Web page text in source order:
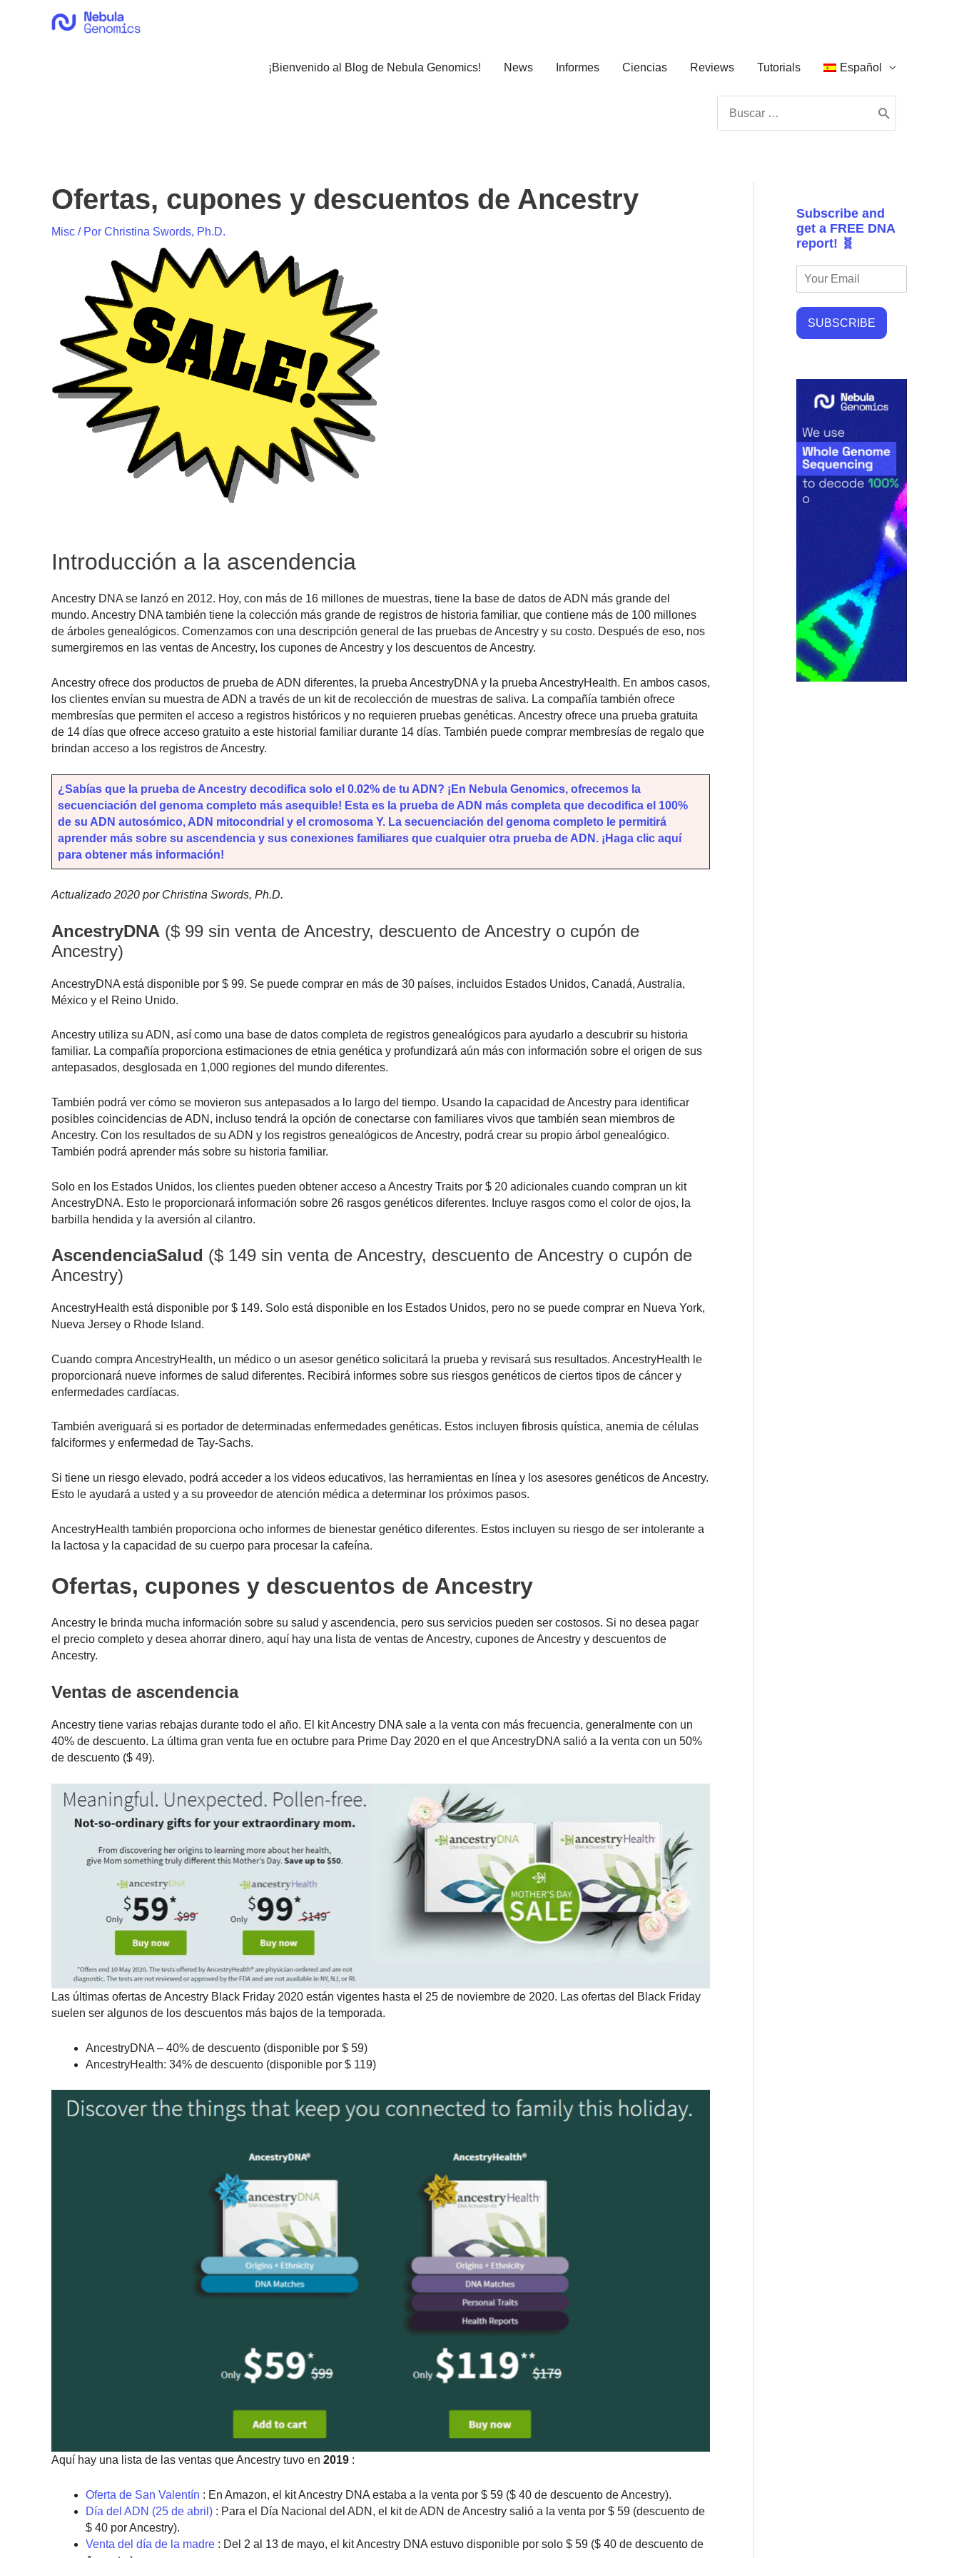
¡Bienvenido al Blog de Nebula Genomics! News Informes Ciencias Reviews Tutorials Español
por:
Ofertas, cupones y descuentos de Ancestry
Misc / Por Christina Swords, Ph.D.
Introducción a la ascendencia
Ancestry DNA se lanzó en 2012. Hoy, con más de 16 millones de muestras, tiene la base de datos de ADN más grande del
mundo. Ancestry DNA también tiene la colección más grande de registros de historia familiar, que contiene más de 100 millones
de árboles genealógicos. Comenzamos con una descripción general de las pruebas de Ancestry y su costo. Después de eso, nos
sumergiremos en las ventas de Ancestry, los cupones de Ancestry y los descuentos de Ancestry.
Ancestry ofrece dos productos de prueba de ADN diferentes, la prueba AncestryDNA y la prueba AncestryHealth. En ambos casos,
los clientes envían su muestra de ADN a través de un kit de recolección de muestras de saliva. La compañía también ofrece
membresías que permiten el acceso a registros históricos y no requieren pruebas genéticas. Ancestry ofrece una prueba gratuita
de 14 días que ofrece acceso gratuito a este historial familiar durante 14 días. También puede comprar membresías de regalo que
brindan acceso a los registros de Ancestry.
¿Sabías que la prueba de Ancestry decodifica solo el 0.02% de tu ADN? ¡En Nebula Genomics, ofrecemos la
secuenciación del genoma completo más asequible! Esta es la prueba de ADN más completa que decodifica el 100%
de su ADN autosómico, ADN mitocondrial y el cromosoma Y. La secuenciación del genoma completo le permitirá
aprender más sobre su ascendencia y sus conexiones familiares que cualquier otra prueba de ADN. ¡Haga clic aquí
para obtener más información!
Actualizado 2020 por Christina Swords, Ph.D.
AncestryDNA ($ 99 sin venta de Ancestry, descuento de Ancestry o cupón de
Ancestry)
AncestryDNA está disponible por $ 99. Se puede comprar en más de 30 países, incluidos Estados Unidos, Canadá, Australia,
México y el Reino Unido.
Ancestry utiliza su ADN, así como una base de datos completa de registros genealógicos para ayudarlo a descubrir su historia
familiar. La compañía proporciona estimaciones de etnia genética y profundizará aún más con información sobre el origen de sus
antepasados, desglosada en 1,000 regiones del mundo diferentes.
También podrá ver cómo se movieron sus antepasados a lo largo del tiempo. Usando la capacidad de Ancestry para identificar
posibles coincidencias de ADN, incluso tendrá la opción de conectarse con familiares vivos que también sean miembros de
Ancestry. Con los resultados de su ADN y los registros genealógicos de Ancestry, podrá crear su propio árbol genealógico.
También podrá aprender más sobre su historia familiar.
Solo en los Estados Unidos, los clientes pueden obtener acceso a Ancestry Traits por $ 20 adicionales cuando compran un kit
AncestryDNA. Esto le proporcionará información sobre 26 rasgos genéticos diferentes. Incluye rasgos como el color de ojos, la
barbilla hendida y la aversión al cilantro.
AscendenciaSalud ($ 149 sin venta de Ancestry, descuento de Ancestry o cupón de
Ancestry)
AncestryHealth está disponible por $ 149. Solo está disponible en los Estados Unidos, pero no se puede comprar en Nueva York,
Nueva Jersey o Rhode Island.
Cuando compra AncestryHealth, un médico o un asesor genético solicitará la prueba y revisará sus resultados. AncestryHealth le
proporcionará nueve informes de salud diferentes. Recibirá informes sobre sus riesgos genéticos de ciertos tipos de cáncer y
enfermedades cardíacas.
También averiguará si es portador de determinadas enfermedades genéticas. Estos incluyen fibrosis quística, anemia de células
falciformes y enfermedad de Tay-Sachs.
Si tiene un riesgo elevado, podrá acceder a los videos educativos, las herramientas en línea y los asesores genéticos de Ancestry.
Esto le ayudará a usted y a su proveedor de atención médica a determinar los próximos pasos.
AncestryHealth también proporciona ocho informes de bienestar genético diferentes. Estos incluyen su riesgo de ser intolerante a
la lactosa y la capacidad de su cuerpo para procesar la cafeína.
Ofertas, cupones y descuentos de Ancestry
Ancestry le brinda mucha información sobre su salud y ascendencia, pero sus servicios pueden ser costosos. Si no desea pagar
el precio completo y desea ahorrar dinero, aquí hay una lista de ventas de Ancestry, cupones de Ancestry y descuentos de
Ancestry.
Ventas de ascendencia
Ancestry tiene varias rebajas durante todo el año. El kit Ancestry DNA sale a la venta con más frecuencia, generalmente con un
40% de descuento. La última gran venta fue en octubre para Prime Day 2020 en el que AncestryDNA salió a la venta con un 50%
de descuento ($ 49).
Las últimas ofertas de Ancestry Black Friday 2020 están vigentes hasta el 25 de noviembre de 2020. Las ofertas del Black Friday
suelen ser algunos de los descuentos más bajos de la temporada.
AncestryDNA – 40% de descuento (disponible por $ 59)
AncestryHealth: 34% de descuento (disponible por $ 119)
Aquí hay una lista de las ventas que Ancestry tuvo en 2019 :
Oferta de San Valentín : En Amazon, el kit Ancestry DNA estaba a la venta por $ 59 ($ 40 de descuento de Ancestry).
Día del ADN (25 de abril) : Para el Día Nacional del ADN, el kit de ADN de Ancestry salió a la venta por $ 59 (descuento de
$ 40 por Ancestry).
Venta del día de la madre : Del 2 al 13 de mayo, el kit Ancestry DNA estuvo disponible por solo $ 59 ($ 40 de descuento de
Subscribe and
get a FREE DNA
report! 🧬
SUBSCRIBE